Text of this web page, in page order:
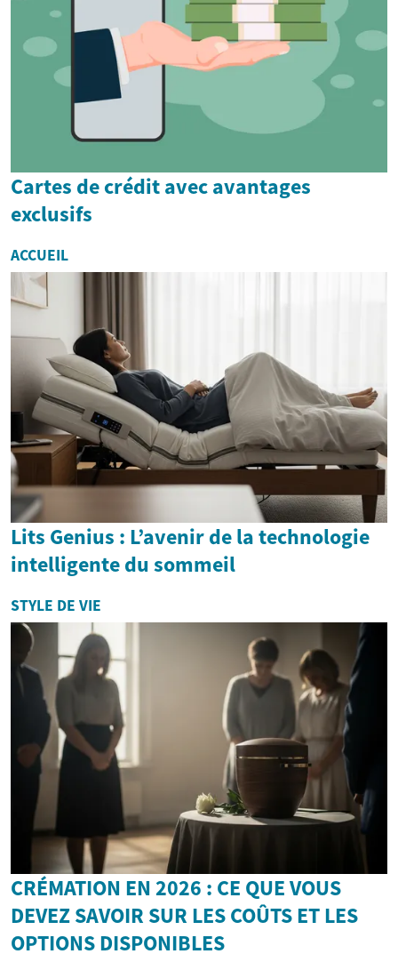
Cartes de crédit avec avantages
exclusifs
ACCUEIL
Lits Genius : L’avenir de la technologie
intelligente du sommeil
STYLE DE VIE
CRÉMATION EN 2026 : CE QUE VOUS
DEVEZ SAVOIR SUR LES COÛTS ET LES
OPTIONS DISPONIBLES